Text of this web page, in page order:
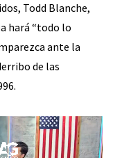
Todd Blanche,
hará “todo lo
ante la
de las